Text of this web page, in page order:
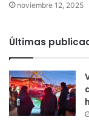
noviembre 12, 2025
Últimas